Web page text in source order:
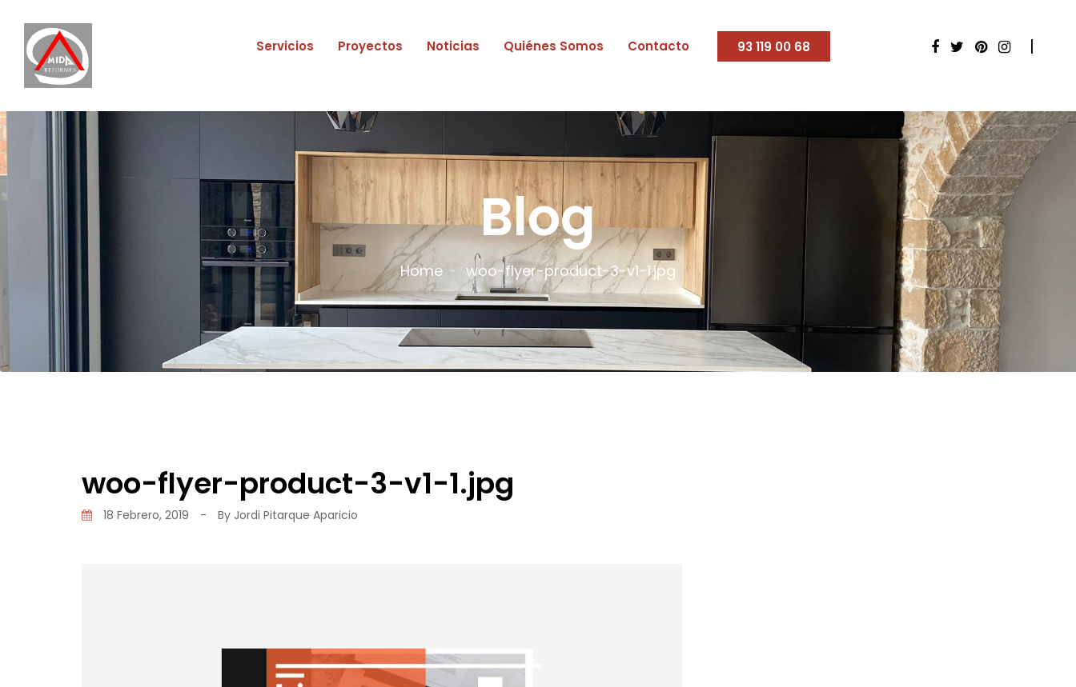
Servicios Proyectos Noticias Quiénes Somos Contacto 93 119 00 68
Blog
Home woo-flyer-product-3-v1-1.jpg
woo-flyer-product-3-v1-1.jpg
18 Febrero, 2019 - By Jordi Pitarque Aparicio